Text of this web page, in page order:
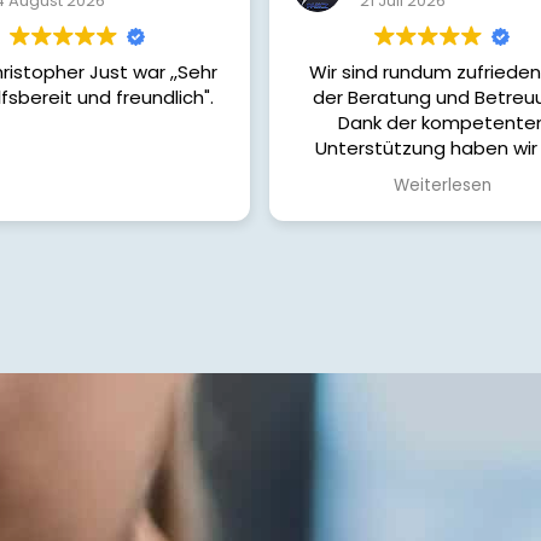
rundum zufrieden mit
und Betreuung.
wurden wir ehrlich,
und bedanken
uns herzlich für die tolle
auf dem Weg zu
unserem Eigenheim!
Tolle Beratung und toller